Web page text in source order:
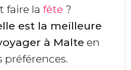
faire la fête ?
est la meilleure
à Malte en